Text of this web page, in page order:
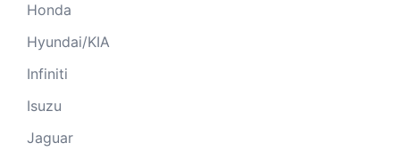
Honda
Hyundai/KIA
Infiniti
Isuzu
Jaguar